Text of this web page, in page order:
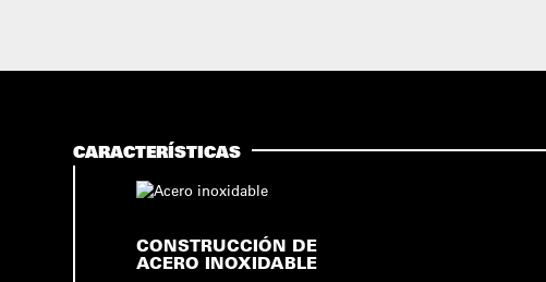
CARACTERÍSTICAS
CONSTRUCCIÓN DE
ACERO INOXIDABLE